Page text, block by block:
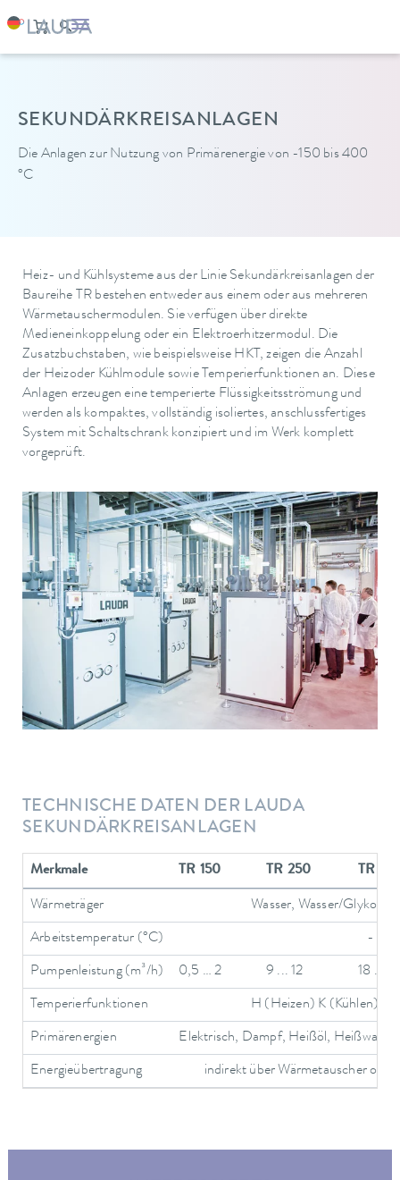
LAUDA Temperiergeräte
SEKUNDÄRKREISANLAGEN
Die Anlagen zur Nutzung von Primärenergie von -150 bis 400
°C
Heiz- und Kühlsysteme aus der Linie Sekundärkreisanlagen der
Baureihe TR bestehen entweder aus einem oder aus mehreren
Wärmetauschermodulen. Sie verfügen über direkte
Medieneinkoppelung oder ein Elektroerhitzermodul. Die
Zusatzbuchstaben, wie beispielsweise HKT, zeigen die Anzahl
der Heizoder Kühlmodule sowie Temperierfunktionen an. Diese
Anlagen erzeugen eine temperierte Flüssigkeitsströmung und
werden als kompaktes, vollständig isoliertes, anschlussfertiges
System mit Schaltschrank konzipiert und im Werk komplett
vorgeprüft.
TECHNISCHE DATEN DER LAUDA
SEKUNDÄRKREISANLAGEN
Merkmale TR 150 TR 250 TR
Wärmeträger Wasser, Wasser/Glykol,
Arbeitstemperatur (°C) -
Pumpenleistung (m³/h) 0,5 … 2 9 ... 12 18 ...
Temperierfunktionen H (Heizen) K (Kühlen) T
Primärenergien Elektrisch, Dampf, Heißöl,
Energieübertragung indirekt über Wärmetauscher